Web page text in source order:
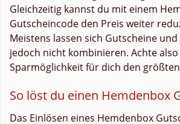
Gleichzeitig kannst du mit einem
Gutscheincode den Preis weiter
Meistens lassen sich Gutscheine und
jedoch nicht kombinieren. Achte
Sparmöglichkeit für dich den
So löst du einen Hemdenbox
Das Einlösen eines Hemdenbox